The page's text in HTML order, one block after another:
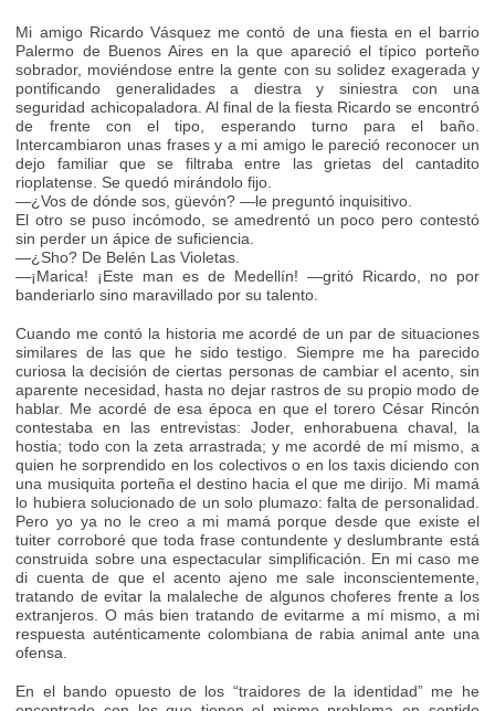
Mi amigo Ricardo Vásquez me contó de una fiesta en el barrio
Palermo de Buenos Aires en la que apareció el típico porteño
sobrador, moviéndose entre la gente con su solidez exagerada y
pontificando generalidades a diestra y siniestra con una
seguridad achicopaladora. Al final de la fiesta Ricardo se encontró
de frente con el tipo, esperando turno para el baño.
Intercambiaron unas frases y a mi amigo le pareció reconocer un
dejo familiar que se filtraba entre las grietas del cantadito
rioplatense. Se quedó mirándolo fijo.
—¿Vos de dónde sos, güevón? —le preguntó inquisitivo.
El otro se puso incómodo, se amedrentó un poco pero contestó
sin perder un ápice de suficiencia.
—¿Sho? De Belén Las Violetas.
—¡Marica! ¡Este man es de Medellín! —gritó Ricardo, no por
banderiarlo sino maravillado por su talento.
Cuando me contó la historia me acordé de un par de situaciones
similares de las que he sido testigo. Siempre me ha parecido
curiosa la decisión de ciertas personas de cambiar el acento, sin
aparente necesidad, hasta no dejar rastros de su propio modo de
hablar. Me acordé de esa época en que el torero César Rincón
contestaba en las entrevistas: Joder, enhorabuena chaval, la
hostia; todo con la zeta arrastrada; y me acordé de mí mismo, a
quien he sorprendido en los colectivos o en los taxis diciendo con
una musiquita porteña el destino hacia el que me dirijo. Mi mamá
lo hubiera solucionado de un solo plumazo: falta de personalidad.
Pero yo ya no le creo a mi mamá porque desde que existe el
tuiter corroboré que toda frase contundente y deslumbrante está
construida sobre una espectacular simplificación. En mi caso me
di cuenta de que el acento ajeno me sale inconscientemente,
tratando de evitar la malaleche de algunos choferes frente a los
extranjeros. O más bien tratando de evitarme a mí mismo, a mi
respuesta auténticamente colombiana de rabia animal ante una
ofensa.
En el bando opuesto de los “traidores de la identidad” me he